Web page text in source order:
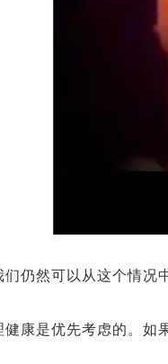
仍然可以从这个情况
康是优先考虑的。